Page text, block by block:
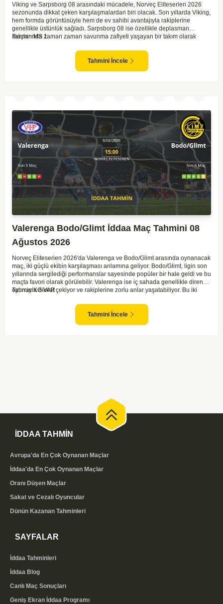
Viking ve Sarpsborg 08 arasındaki mücadele, Norveç Eliteserien 2026
sezonunda dikkat çeken karşılaşmalardan biri olacak. Son yıllarda Viking,
hem formda görüntüsüyle hem de ev sahibi avantajıyla rakiplerine
genellikle üstünlük sağladı. Sarpsborg 08 ise özellikle deplasman
maçlarında zaman zaman savunma zafiyeti yaşayan bir takım olarak
yapıyor. Sarpsborg'un ise sürpriz yapabilme potansiyeli olsa da,
genellikle güçlü rakipler karşısında tutunmakta zorlandıkları biliniyor. Bu
doğrultuda, Viking'in galibiyete yakın olabileceği bir maç beklenebilir.
Tahmin MS 1
Tahmini İncele
Valerenga Bodo/Glimt İddaa Maç Tahmini 08
Ağustos 2026
Norveç Eliteserien 2026'da Valerenga ve Bodo/Glimt arasında oynanacak
maç, iki güçlü ekibin karşılaşması anlamına geliyor. Bodo/Glimt, ligin son
yıllarında sergilediği performanslar sayesinde popüler bir hale geldi ve bu
maçta favori olarak görülebilir. Valerenga ise iç sahada genellikle dirençli
oyunuyla dikkat çekiyor ve rakiplerine zorlu anlar yaşatabiliyor. Bu iki
karşılaşmalara tanık olabiliyoruz. Taraftar desteğini arkasına alarak
sahasında etkili performans sergileyen Valerenga, Bodo/Glimt karşısında
gol bulmakta zorlanmayabilir. Aynı şekilde, Bodo/Glimt'in de hücum gücü
Tahmin KG VAR
Tahmini İncele
İDDAA TAHMİN
Avrupa'da En Çok Oynanan Maçlar
İddaa'da En Çok Oynanan Maçlar
Oranı Düşen Maçlar
Sakat ve Cezalı Oyuncular
Dünün Kazanan Tahminleri
SAYFALAR
İddaa Tahminleri
İddaa Blog
Canlı Maç Sonuçları
Geniş Ekran İddaa Programı